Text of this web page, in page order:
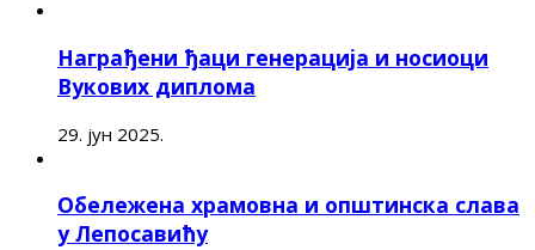
Награђени ђаци генерација и носиоци
Вукових диплома
29. јун 2025.
Обележена храмовна и општинска слава
у Лепосавићу